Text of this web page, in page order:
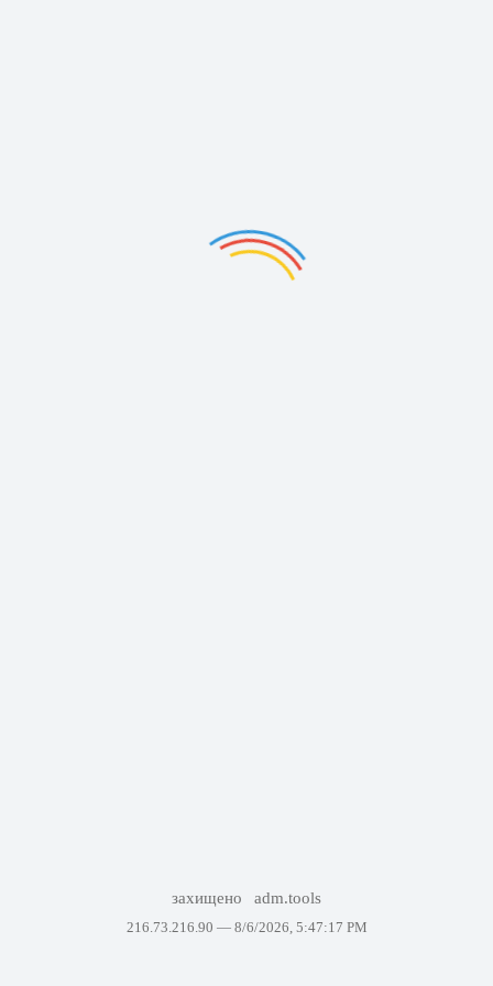
захищено adm.tools
216.73.216.90 — 8/6/2026, 5:47:17 PM